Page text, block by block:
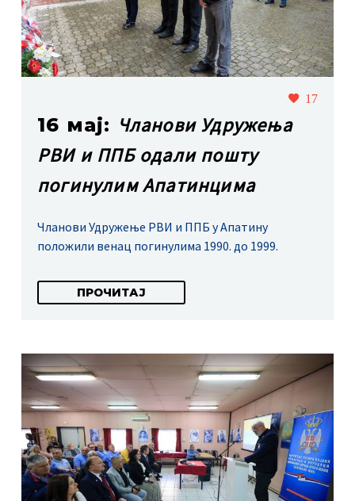
17
16 мај: Чланови Удружења
РВИ и ППБ одали пошту
погинулим Апатинцима
Чланови Удружење РВИ и ППБ у Апатину
положили венац погинулима 1990. до 1999.
ПРОЧИТАЈ